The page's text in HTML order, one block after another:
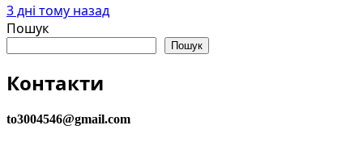
3 дні тому назад
Пошук
Пошук
Контакти
to3004546@gmail.com